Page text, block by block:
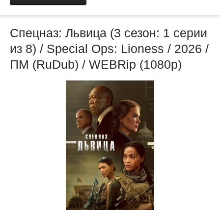
Спецназ: Львица (3 сезон: 1 серии
из 8) / Special Ops: Lioness / 2026 /
ПМ (RuDub) / WEBRip (1080р)